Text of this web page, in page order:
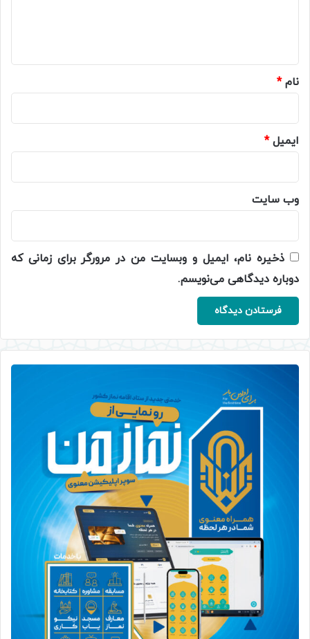
نام*
ایمیل*
وب‌ سایت
ذخیره نام، ایمیل و وبسایت من در مرورگر برای زمانی که
دوباره دیدگاهی می‌نویسم.